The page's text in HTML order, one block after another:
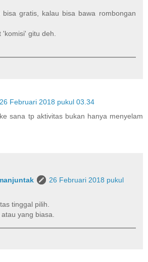
bisa gratis, kalau bisa bawa rombongan
gitu deh.
26 Februari 2018 pukul 03.34
sana tp aktivitas bukan hanya menyelam
26 Februari 2018 pukul
tinggal pilih.
yang biasa.